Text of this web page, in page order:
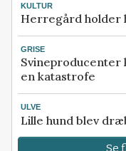
KULTUR
Herregård holder
GRISE
Svineproducenter
en katastrofe
ULVE
Lille hund blev